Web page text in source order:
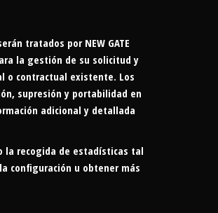
tratados por NEW GATE
la gestión de su solicitud y
o contractual existente. Los
supresión y portabilidad en
adicional y detallada
la recogida de estadísticas tal
configuración u obtener más